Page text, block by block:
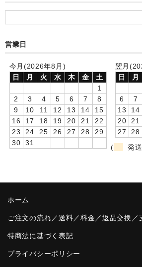
園や先生への贈り物
卒業記念品
音声入りフォトフレームクロック(集合)
音声入りフォトフレームクロック(校歌)
ポケットウォッチ
営業日
今月(2026年8月)
日
月 火 水 木 金
土
1
2
3 4 5 6 7
8
9
10 11 12 13 14
15
16
17 18 19 20 21
22
23
24 25 26 27 28
29
30
31
翌月
日
月
6
7
13
14
20
21
27
28
(
発
ホーム
ご注文の流れ／送料／料金／返品交換／
特商法に基づく表記
プライバシーポリシー